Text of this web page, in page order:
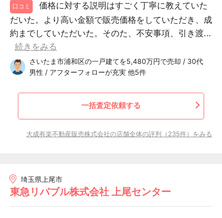
口コミ
価格に対する説明はすごく丁寧に教えていた
だいた。より高い金額で販売価格をしていただき、成
約までしていただいた。そのた、不安事項、引き渡...
続きをみる
さいたま市浦和区の一戸建てを5,480万円で売却 / 30代
男性 / アフターフォローが充実 他5件
一括査定依頼する
大成有楽不動産販売株式会社の店舗全体の評判（235件）をみる
埼玉県上尾市
東急リバブル株式会社 上尾センター